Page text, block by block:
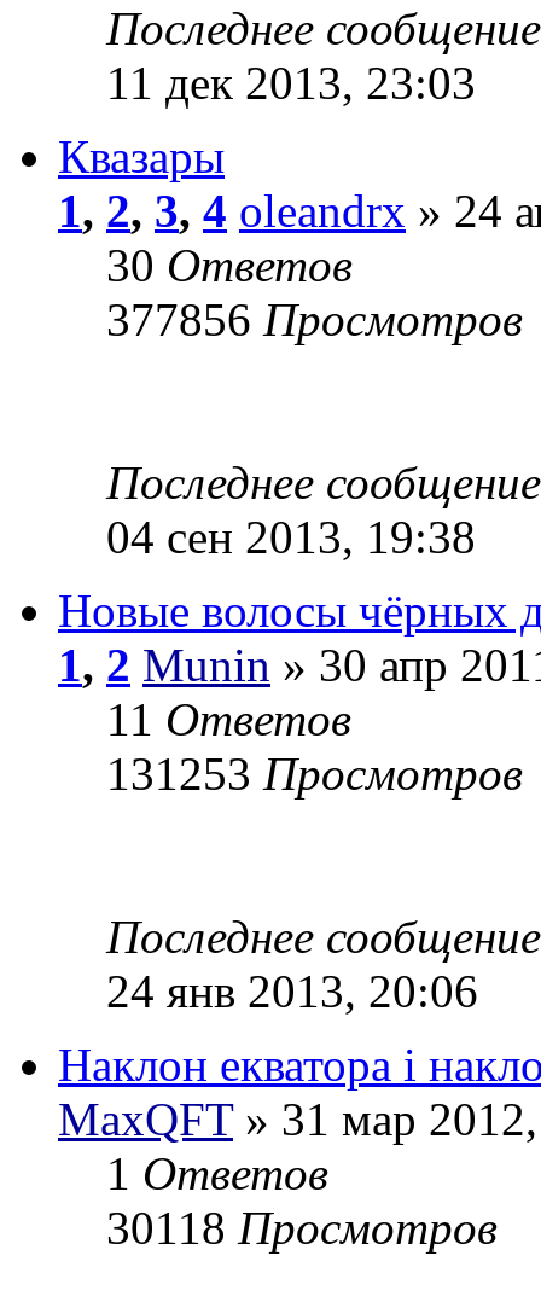
Последнее
11 дек 2013, 23:03
Квазары
1, 2, 3, 4 oleandrx » 24
30 Ответов
377856 Просмотров
Последнее
04 сен 2013, 19:38
Новые волосы чёрных
1, 2 Munin » 30 апр
11 Ответов
131253 Просмотров
Последнее
24 янв 2013, 20:06
Наклон екватора і
MaxQFT» 31 мар
1 Ответов
30118 Просмотров